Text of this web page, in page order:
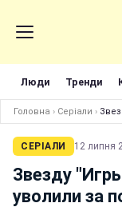
Люди Тренди
Головна › Серіали ›
СЕРІАЛИ 12 липня
Звезду
уволили за